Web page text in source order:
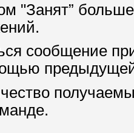
"Занят”
сообщение